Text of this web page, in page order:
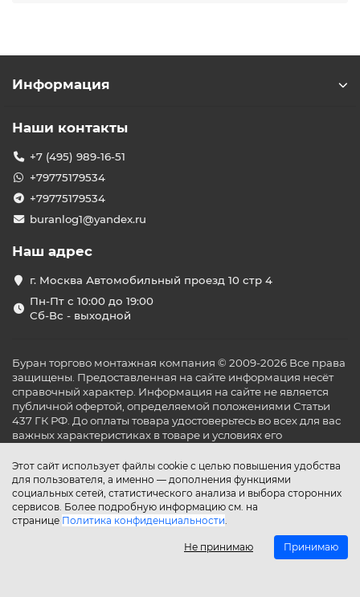
Кому подойдут канальные
Квартир с несколькими жилыми комнатами;
Гостиниц и хостелов с компактными номерами;
интерьера;
Магазинов и торговых площадей, нуждающихся в
равномерной подаче воздуха.
кондиционеров
Канальные кондиционеры скрываются в
межпотолочном пространстве и обеспечивают
равномерное распределение воздуха по всем зонам
интерьере;
Обслуживание нескольких помещений одним
внутренним блоком;
Высокая энергоэффективность — многие модели
оснащены инверторным компрессором;
Гибкость в проектировании системы
Поддержка систем управления — от пульта до
умного дома.
Ассортимент и технические
особенности
В нашем каталоге собраны проверенные бренды:Gree,
Этот сайт использует файлы cookie с целью повышения удобства
для пользователя, а именно — дополнения функциями
социальных сетей, статистического анализа и выбора сторонних
сервисов. Более подробную информацию см. на
странице Политика конфиденциальности.
Не принимаю Принимаю
Информация
Наши контакты
+7 (495) 989-16-51
+79775179534
+79775179534
buranlog1@yandex.ru
Наш адрес
г. Москва Автомобильный проезд 10 стр 4
Пн-Пт с 10:00 до 19:00
Сб-Вс - выходной
Буран торгово монтажная компания © 2009-2026 Все права
защищены. Предоставленная на сайте информация несёт
справочный характер. Информация на сайте не является
публичной офертой, определяемой положениями Статьи
437 ГК РФ. До оплаты товара удостоверьтесь во всех для вас
важных характеристиках в товаре и условиях его